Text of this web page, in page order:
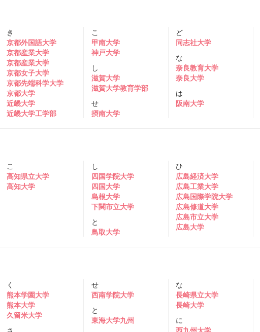
き
京都外国語大学
京都産業大学
京都産業大学
京都女子大学
京都先端科学大学
京都大学
近畿大学
近畿大学工学部
こ
甲南大学
神戸大学
し
滋賀大学
滋賀大学教育学部
せ
摂南大学
ど
同志社大学
な
奈良教育大学
奈良大学
は
阪南大学
こ
高知県立大学
高知大学
し
四国学院大学
四国大学
島根大学
下関市立大学
と
鳥取大学
ひ
広島経済大学
広島工業大学
広島国際学院大学
広島修道大学
広島市立大学
広島大学
く
熊本学園大学
熊本大学
久留米大学
さ
せ
西南学院大学
と
東海大学九州
な
長崎県立大学
長崎大学
に
西九州大学